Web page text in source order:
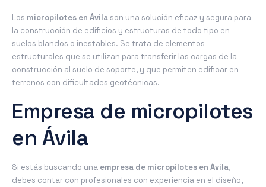
Los micropilotes en Ávila son una solución eficaz y segura para
la construcción de edificios y estructuras de todo tipo en
suelos blandos o inestables. Se trata de elementos
estructurales que se utilizan para transferir las cargas de la
construcción al suelo de soporte, y que permiten edificar en
terrenos con dificultades geotécnicas.
Empresa de micropilotes
en Ávila
Si estás buscando una empresa de micropilotes en Ávila,
debes contar con profesionales con experiencia en el diseño,